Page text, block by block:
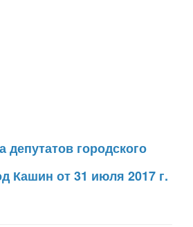
депутатов городского
Кашин от 31 июля 2017 г.